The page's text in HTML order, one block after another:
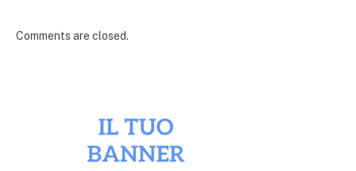
Comments are closed.